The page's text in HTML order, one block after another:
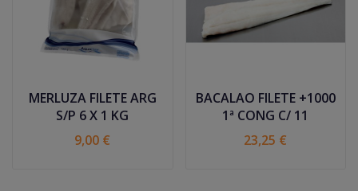
MERLUZA FILETE ARG
S/P 6 X 1 KG
9,00 €
BACALAO FILETE +1000
1ª CONG C/ 11
23,25 €